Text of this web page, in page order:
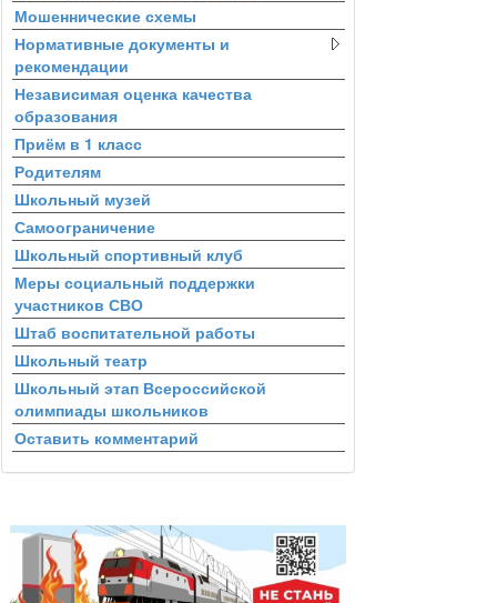
Мошеннические схемы
Нормативные документы и
рекомендации
Независимая оценка качества
образования
Приём в 1 класс
Родителям
Школьный музей
Самоограничение
Школьный спортивный клуб
Меры социальный поддержки
участников СВО
Штаб воспитательной работы
Школьный театр
Школьный этап Всероссийской
олимпиады школьников
Оставить комментарий